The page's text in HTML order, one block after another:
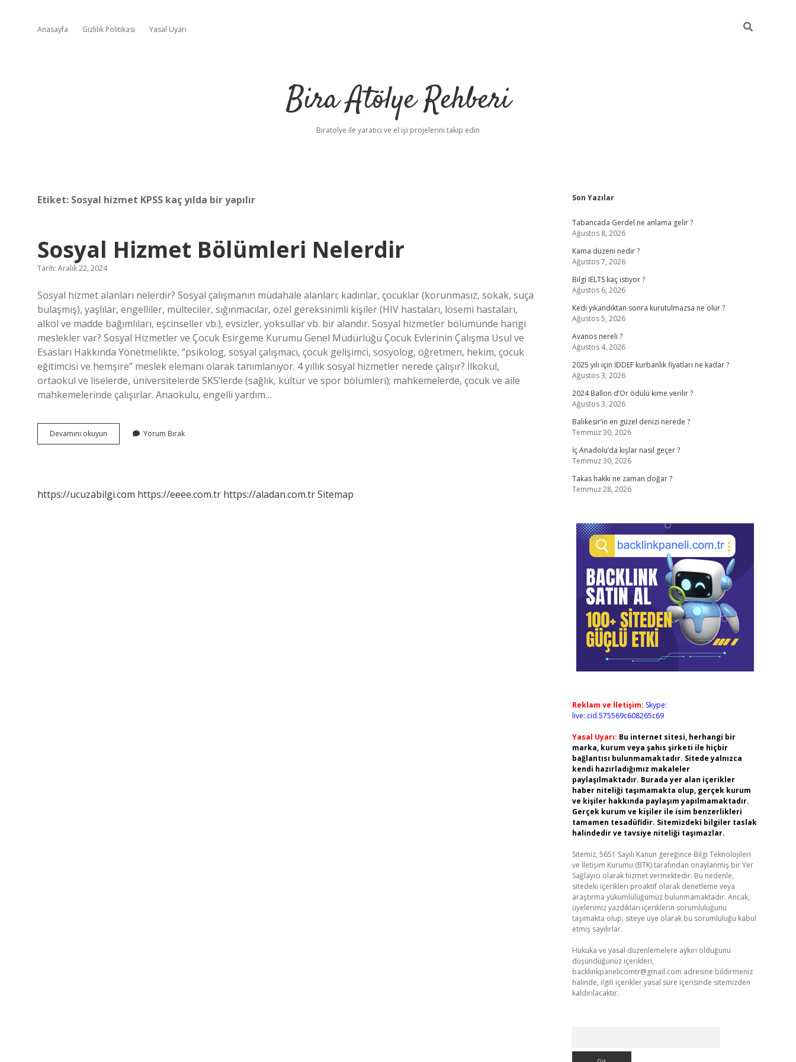
Anasayfa Gizlilik Politikası Yasal Uyarı
Bira Atölye Rehberi
Biratolye ile yaratıcı ve el işi projelerini takip edin
Etiket: Sosyal hizmet KPSS kaç yılda bir yapılır
Sosyal Hizmet Bölümleri Nelerdir
Tarih: Aralık 22, 2024
Sosyal hizmet alanları nelerdir? Sosyal çalışmanın müdahale alanları; kadınlar, çocuklar (korunmasız, sokak, suça
bulaşmış), yaşlılar, engelliler, mülteciler, sığınmacılar, özel gereksinimli kişiler (HIV hastaları, lösemi hastaları,
alkol ve madde bağımlıları, eşcinseller vb.), evsizler, yoksullar vb. bir alandır. Sosyal hizmetler bölümünde hangi
meslekler var? Sosyal Hizmetler ve Çocuk Esirgeme Kurumu Genel Müdürlüğü Çocuk Evlerinin Çalışma Usul ve
Esasları Hakkında Yönetmelikte, “psikolog, sosyal çalışmacı, çocuk gelişimci, sosyolog, öğretmen, hekim, çocuk
eğitimcisi ve hemşire” meslek elemanı olarak tanımlanıyor. 4 yıllık sosyal hizmetler nerede çalışır? İlkokul,
ortaokul ve liselerde, üniversitelerde SKS’lerde (sağlık, kültür ve spor bölümleri); mahkemelerde, çocuk ve aile
mahkemelerinde çalışırlar. Anaokulu, engelli yardım…
Devamını okuyun
Hizmet
Yorum Bırak
https://ucuzabilgi.com https://eeee.com.tr https://aladan.com.trSitemap
Sidebar
Son Yazılar
Tabancada Gerdel ne anlama gelir ?
Ağustos 8, 2026
Kama düzeni nedir ?
Ağustos 7, 2026
Bilgi IELTS kaç istiyor ?
Ağustos 6, 2026
Kedi yıkandıktan sonra kurutulmazsa ne olur ?
Ağustos 5, 2026
Avanos nereli ?
Ağustos 4, 2026
2025 yılı için İDDEF kurbanlık fiyatları ne kadar ?
Ağustos 3, 2026
2024 Ballon d’Or ödülü kime verilir ?
Ağustos 3, 2026
Balıkesir’in en güzel denizi nerede ?
Temmuz 30, 2026
İç Anadolu’da kışlar nasıl geçer ?
Temmuz 30, 2026
Takas hakkı ne zaman doğar ?
Temmuz 28, 2026
Reklam ve İletişim: Skype:
live:.cid.575569c608265c69
Yasal Uyarı: Bu internet sitesi, herhangi bir
marka, kurum veya şahıs şirketi ile hiçbir
bağlantısı bulunmamaktadır. Sitede yalnızca
kendi hazırladığımız makaleler
paylaşılmaktadır. Burada yer alan içerikler
haber niteliği taşımamakta olup, gerçek kurum
ve kişiler hakkında paylaşım yapılmamaktadır.
Gerçek kurum ve kişiler ile isim benzerlikleri
tamamen tesadüfidir. Sitemizdeki bilgiler taslak
halindedir ve tavsiye niteliği taşımazlar.
Sitemiz, 5651 Sayılı Kanun gereğince Bilgi Teknolojileri
ve İletişim Kurumu (BTK) tarafından onaylanmış bir Yer
Sağlayıcı olarak hizmet vermektedir. Bu nedenle,
sitedeki içerikleri proaktif olarak denetleme veya
araştırma yükümlülüğümüz bulunmamaktadır. Ancak,
üyelerimiz yazdıkları içeriklerin sorumluluğunu
taşımakta olup, siteye üye olarak bu sorumluluğu kabul
etmiş sayılırlar.
Hukuka ve yasal düzenlemelere aykırı olduğunu
düşündüğünüz içerikleri,
backlinkpanelicomtr@gmail.com adresine bildirmeniz
halinde, ilgili içerikler yasal süre içerisinde sitemizden
kaldırılacaktır.
ilbetbetci